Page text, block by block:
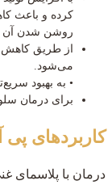
کرده و باعث
روشن شدن
از طریق
می‌شود.
• به بهبود
برای درمان
کاربردهای پی